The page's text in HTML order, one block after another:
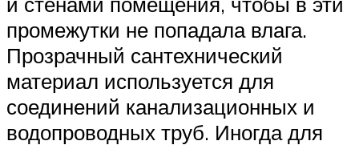
промежутки не попадала влага.
Прозрачный сантехнический
материал используется для
соединений канализационных и
водопроводных труб. Иногда для